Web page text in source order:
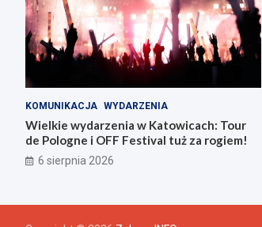
KOMUNIKACJA WYDARZENIA
Wielkie wydarzenia w Katowicach: Tour
de Pologne i OFF Festival tuż za rogiem!
6 sierpnia 2026